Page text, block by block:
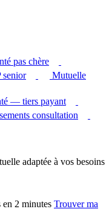
pas chère
senior
Mutuelle
— tiers payant
consultation
adaptée à vos besoins
en 2 minutes Trouver ma